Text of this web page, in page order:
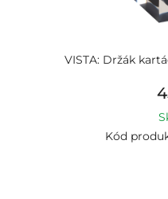
VISTA: Držák
Kód